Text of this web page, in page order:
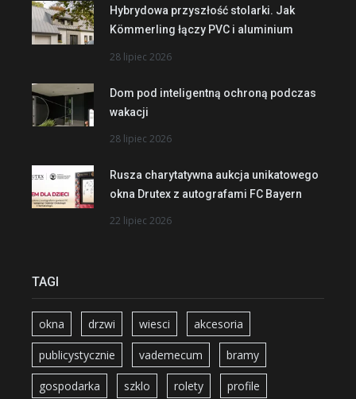
Hybrydowa przyszłość stolarki. Jak
Kömmerling łączy PVC i aluminium
28 lipiec 2026
Dom pod inteligentną ochroną podczas
wakacji
28 lipiec 2026
Rusza charytatywna aukcja unikatowego
okna Drutex z autografami FC Bayern
22 lipiec 2026
TAGI
okna drzwi wiesci akcesoria
publicystycznie vademecum bramy
gospodarka szklo rolety profile